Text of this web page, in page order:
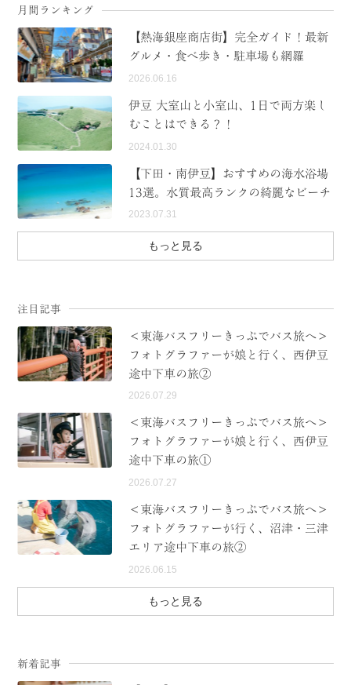
月間ランキング
【熱海銀座商店街】完全ガイド！最新
グルメ・食べ歩き・駐車場も網羅
2026.06.16
伊豆 大室山と小室山、1日で両方楽し
むことはできる？！
2024.01.30
【下田・南伊豆】おすすめの海水浴場
13選。水質最高ランクの綺麗なビーチ
2023.07.31
もっと見る
注目記事
＜東海バスフリーきっぷでバス旅へ＞
フォトグラファーが娘と行く、西伊豆
途中下車の旅②
2026.07.29
＜東海バスフリーきっぷでバス旅へ＞
フォトグラファーが娘と行く、西伊豆
途中下車の旅①
2026.07.27
＜東海バスフリーきっぷでバス旅へ＞
フォトグラファーが行く、沼津・三津
エリア途中下車の旅②
2026.06.15
もっと見る
新着記事